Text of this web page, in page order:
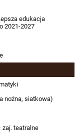
edukacja
2021-2027
nożna, siatkowa)
zaj. teatralne